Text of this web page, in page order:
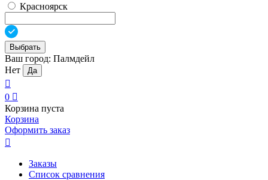
Красноярск
Выбрать
Ваш город: Палмдейл
Нет
Да

0 
Корзина пуста
Корзина
Оформить заказ

Заказы
Список сравнения